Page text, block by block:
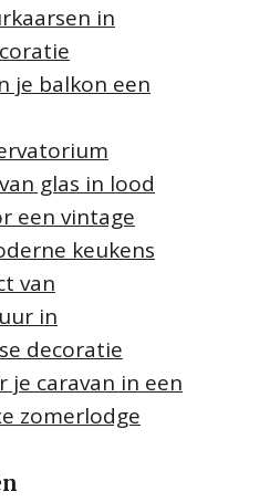
in
je balkon een
glas in lood
een vintage
keukens
van
in
decoratie
je caravan in een
zomerlodge